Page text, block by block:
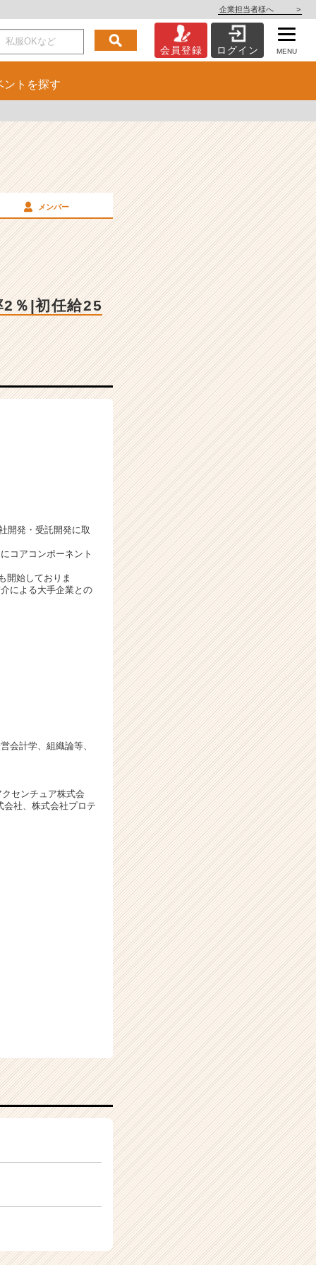
企業担当者様へ >
会員登録 ログイン MENU
ント を探す
メンバー
％|初任給25
開発・受託開発に取
コアコンポーネント
開始しておりま
による大手企業との
会計学、組織論等、
センチュア株式会
社、株式会社プロテ